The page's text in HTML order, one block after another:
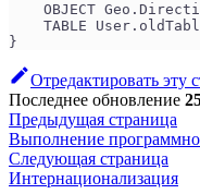
OBJECT
TABLE
}
Отредактировать эту
Последнее обновление
Предыдущая страница
Выполнение
Следующая страница
Интернационализация